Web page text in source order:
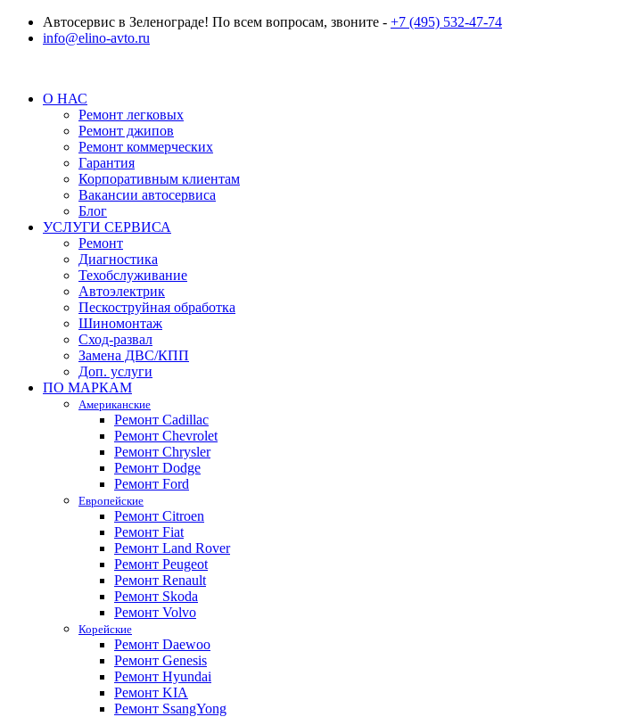
Автосервис в Зеленограде! По всем вопросам, звоните - +7 (495) 532-47-74
info@elino-avto.ru
О НАС
Ремонт легковых
Ремонт джипов
Ремонт коммерческих
Гарантия
Корпоративным клиентам
Вакансии автосервиса
Блог
УСЛУГИ СЕРВИСА
Ремонт
Диагностика
Техобслуживание
Автоэлектрик
Пескоструйная обработка
Шиномонтаж
Сход-развал
Замена ДВС/КПП
Доп. услуги
ПО МАРКАМ
Американские
Ремонт Cadillac
Ремонт Chevrolet
Ремонт Chrysler
Ремонт Dodge
Ремонт Ford
Европейские
Ремонт Citroen
Ремонт Fiat
Ремонт Land Rover
Ремонт Peugeot
Ремонт Renault
Ремонт Skoda
Ремонт Volvo
Корейские
Ремонт Daewoo
Ремонт Genesis
Ремонт Hyundai
Ремонт KIA
Ремонт SsangYong